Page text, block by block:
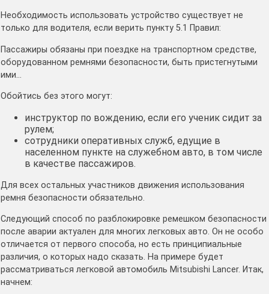
Необходимость использовать устройство существует не
только для водителя, если верить пункту 5.1 Правил:
Пассажиры обязаны при поездке на транспортном средстве,
оборудованном ремнями безопасности, быть пристегнутыми
ими…
Обойтись без этого могут:
инструктор по вождению, если его ученик сидит за
рулем;
сотрудники оперативных служб, едущие в
населенном пункте на служебном авто, в том числе
в качестве пассажиров.
Для всех остальных участников движения использования
ремня безопасности обязательно.
Следующий способ по разблокировке ремешком безопасности
после аварии актуален для многих легковых авто. Он не особо
отличается от первого способа, но есть принципиальные
различия, о которых надо сказать. На примере будет
рассматриваться легковой автомобиль Mitsubishi Lancer. Итак,
начнем: